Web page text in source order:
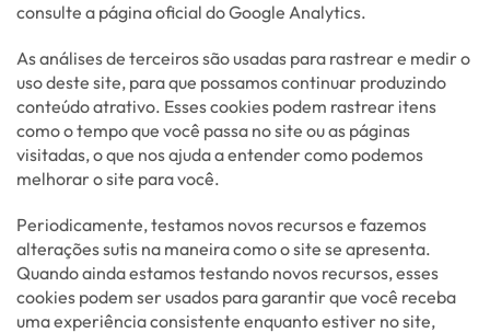
consulte a página oficial do Google Analytics.
As análises de terceiros são usadas para rastrear e medir o
uso deste site, para que possamos continuar produzindo
conteúdo atrativo. Esses cookies podem rastrear itens
como o tempo que você passa no site ou as páginas
visitadas, o que nos ajuda a entender como podemos
melhorar o site para você.
Periodicamente, testamos novos recursos e fazemos
alterações sutis na maneira como o site se apresenta.
Quando ainda estamos testando novos recursos, esses
cookies podem ser usados para garantir que você receba
uma experiência consistente enquanto estiver no site,